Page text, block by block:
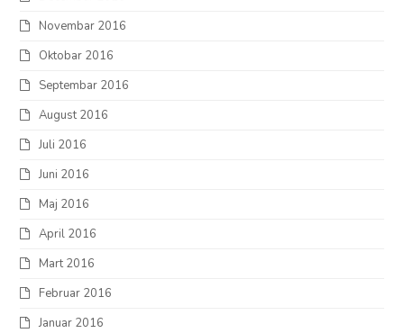
Novembar 2016
Oktobar 2016
Septembar 2016
August 2016
Juli 2016
Juni 2016
Maj 2016
April 2016
Mart 2016
Februar 2016
Januar 2016